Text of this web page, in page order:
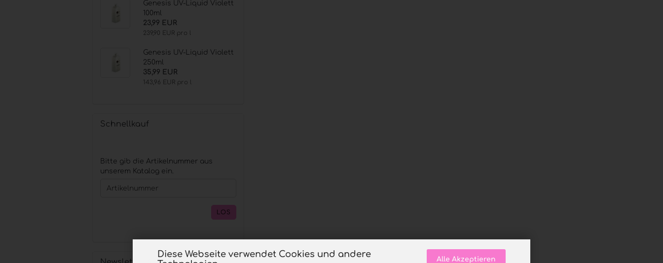
Diese Webseite verwendet Cookies und andere
Alle Akzeptieren
Genesis UV-Liquid Violett
100ml
23,99 EUR
239,90 EUR pro l
Genesis UV-Liquid Violett
250ml
35,99 EUR
143,96 EUR pro l
Schnellkauf
BITTE
GIB
ARTIKELNUMMER
Bitte gib die Artikelnummer aus
unserem Katalog ein.
LOS